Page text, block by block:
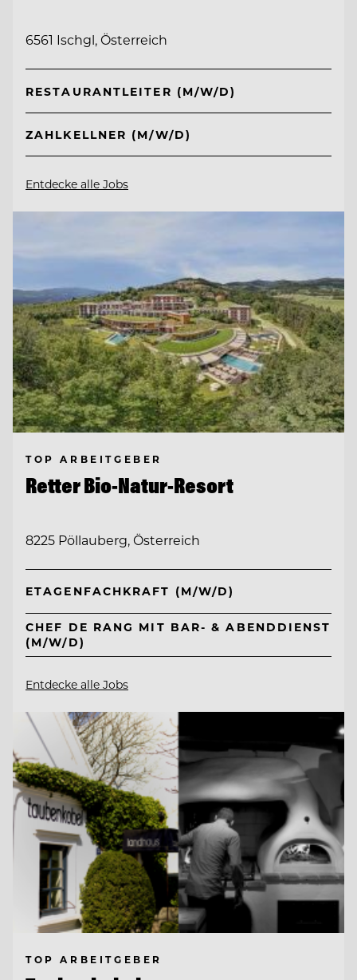
6561 Ischgl, Österreich
RESTAURANTLEITER (M/W/D)
ZAHLKELLNER (M/W/D)
Entdecke alle Jobs
TOP ARBEITGEBER
Retter Bio-Natur-Resort
8225 Pöllauberg, Österreich
ETAGENFACHKRAFT (M/W/D)
CHEF DE RANG MIT BAR- & ABENDDIENST
(M/W/D)
Entdecke alle Jobs
TOP ARBEITGEBER